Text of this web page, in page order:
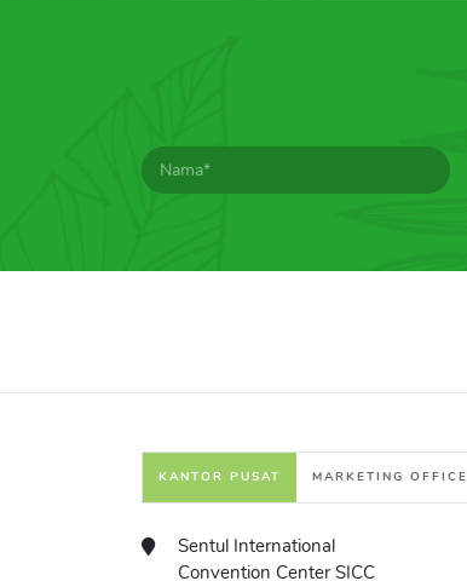
KANTOR PUSAT MARKETING OFFICE
Sentul International
Convention Center SICC